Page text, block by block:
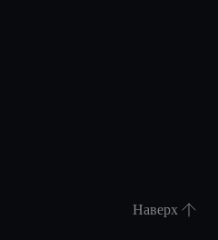
Наверх